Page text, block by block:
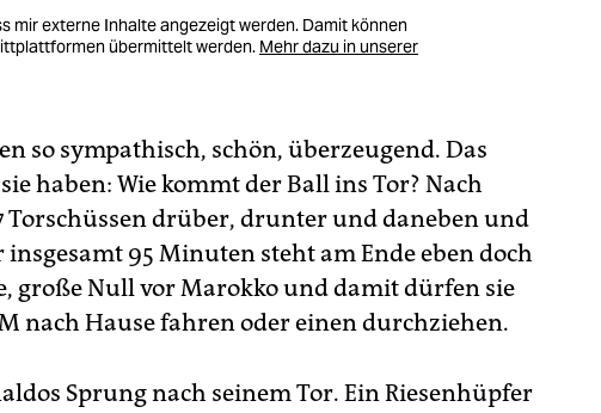
mir externe Inhalte angezeigt werden. Damit können
übermittelt werden. Mehr dazu in unserer
so sympathisch, schön, überzeugend. Das
haben: Wie kommt der Ball ins Tor? Nach
Torschüssen drüber, drunter und daneben und
95 Minuten steht am Ende eben doch
große Null vor Marokko und damit dürfen sie
nach Hause fahren oder einen durchziehen.
Sprung nach seinem Tor. Ein Riesenhüpfer